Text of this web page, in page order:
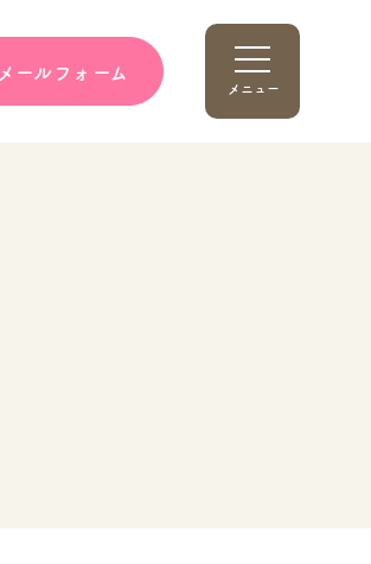
メールフォーム
メニュー